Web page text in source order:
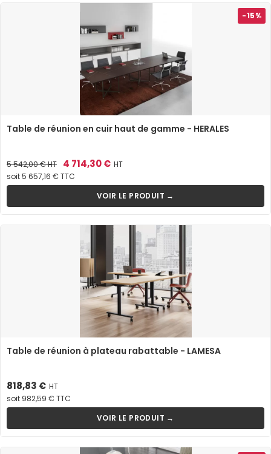
-15%
Table de réunion en cuir haut de gamme - HERALES
Prix
de
base
5 542,00 €HT Prix
4 714,30 € HT
soit 5 657,16 € TTC
VOIR LE PRODUIT →
Table de réunion à plateau rabattable - LAMESA
Prix
818,83 € HT
soit 982,59 € TTC
VOIR LE PRODUIT →